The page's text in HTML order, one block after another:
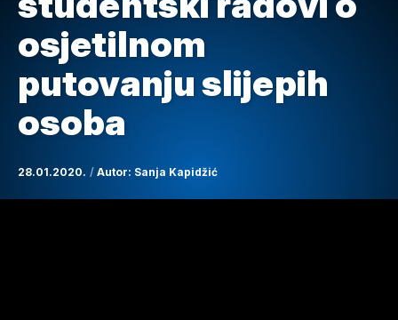
osjetilnom
putovanju slijepih
osoba
28.01.2020. Autor: Sanja Kapidžić